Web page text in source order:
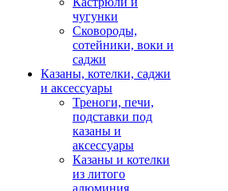
чугунки
Сковороды,
сотейники, воки и
саджи
Казаны, котелки, саджи
и аксессуары
Треноги, печи,
подставки под
казаны и
аксессуары
Казаны и котелки
из литого
алюминия